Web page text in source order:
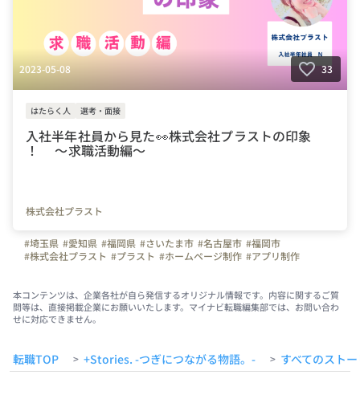
2023-05-08 33
はたらく人 選考・面接
入社半年社員から見た👀株式会社プラストの印象
！ ～求職活動編～
株式会社プラスト
#埼玉県 #愛知県 #福岡県 #さいたま市 #名古屋市 #福岡市
#株式会社プラスト #プラスト #ホームページ制作 #アプリ制作
#様子 #解消 #不安解消 #求職活動 #入社エントリー
本コンテンツは、企業各社が自ら発信するオリジナル情報です。内容に関するご質
問等は、直接掲載企業にお願いいたします。マイナビ転職編集部では、お問い合わ
せに対応できません。
転職TOP > +Stories. -つぎにつながる物語。- > すべてのスト